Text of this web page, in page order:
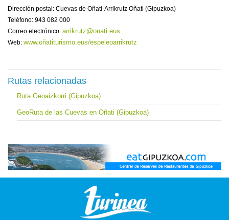
Dirección postal: Cuevas de Oñati-Arrikrutz Oñati (Gipuzkoa)
Teléfono: 943 082 000
Correo electrónico: arrikrutz@onati.eus
Web: www.oñatiturismo.eus/espeleoarrikrutz
Rutas relacionadas
Ruta Geoaizkorri (Gipuzkoa)
GeoRuta de las Cuevas en Oñati (Gipuzkoa)